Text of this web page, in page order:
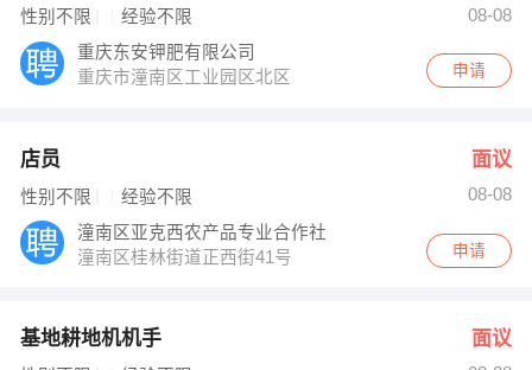
性别不限 经验不限
08-08
重庆东安钾肥有限公司
重庆市潼南区工业园区北区
申请
店员 面议
性别不限 经验不限
08-08
潼南区亚克西农产品专业合作社
潼南区桂林街道正西街41号
申请
基地耕地机机手 面议